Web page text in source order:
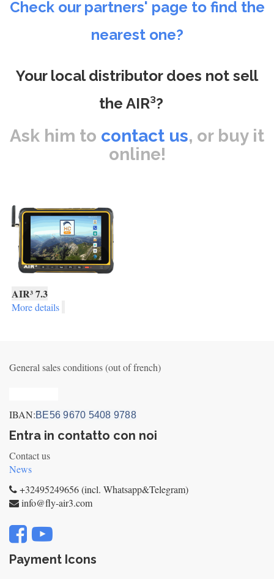
Check our partners' page to find the
nearest one?
Your local distributor does not sell
the AIR³?
Ask him to contact us, or buy it
online!
AIR³ 7.3
More details
General sales conditions (out of french)
IBAN:BE56 9670 5408 9788
Entra in contatto con noi
Contact us
News
+32495249656 (incl. Whatsapp&Telegram)
info@fly-air3.com
Payment Icons